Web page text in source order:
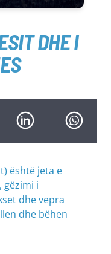
DHE I
është jeta e
gëzimi i
dhe vepra
dhe bëhen